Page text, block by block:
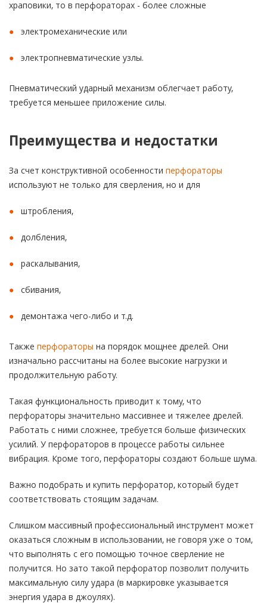
храповики, то в перфораторах - более сложные
электромеханические или
электропневматические узлы.
Пневматический ударный механизм облегчает работу,
требуется меньшее приложение силы.
Преимущества и недостатки
За счет конструктивной особенности перфораторы
используют не только для сверления, но и для
штробления,
долбления,
раскалывания,
сбивания,
демонтажа чего-либо и т.д.
Также перфораторы на порядок мощнее дрелей. Они
изначально рассчитаны на более высокие нагрузки и
продолжительную работу.
Такая функциональность приводит к тому, что
перфораторы значительно массивнее и тяжелее дрелей.
Работать с ними сложнее, требуется больше физических
усилий. У перфораторов в процессе работы сильнее
вибрация. Кроме того, перфораторы создают больше шума.
Важно подобрать и купить перфоратор, который будет
соответствовать стоящим задачам.
Слишком массивный профессиональный инструмент может
оказаться сложным в использовании, не говоря уже о том,
что выполнять с его помощью точное сверление не
получится. Но зато такой перфоратор позволит получить
максимальную силу удара (в маркировке указывается
энергия удара в джоулях).